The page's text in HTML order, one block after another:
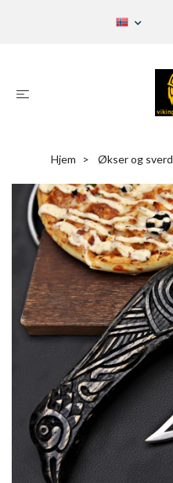
Hjem Økser og sverd